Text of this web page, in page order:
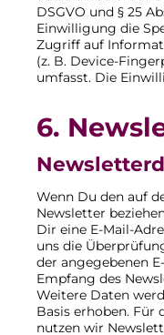
DSGVO und § 25
Einwilligung die
Zugriff auf
(z. B. Device-
umfasst. Die
6.
Wenn Du den auf
Newsletter
Dir eine E-Mail-
uns die
der angegebenen
Empfang des
Weitere Daten
Basis erhoben. Für
nutzen wir